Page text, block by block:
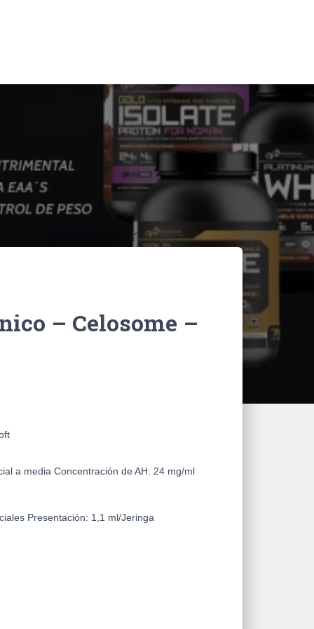
– Celosome –
a media Concentración de AH: 24 mg/ml
Presentación: 1,1 ml/Jeringa